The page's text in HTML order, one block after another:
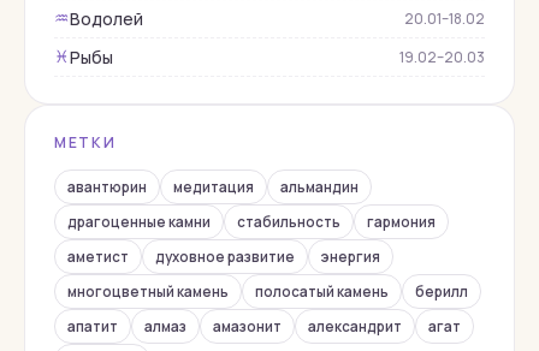
Кошачий глаз
Лабрадор
Лунный камень
Малахит
Нефрит
Обсидиан
Оникс
Опал
♒︎Водолей 20.01–18.02
♓︎Рыбы 19.02–20.03
МЕТКИ
авантюрин медитация
альмандин
драгоценные камни
стабильность
гармония
аметист
духовное развитие
энергия
многоцветный камень
полосатый камень
берилл
апатит
алмаз амазонит александрит
агат